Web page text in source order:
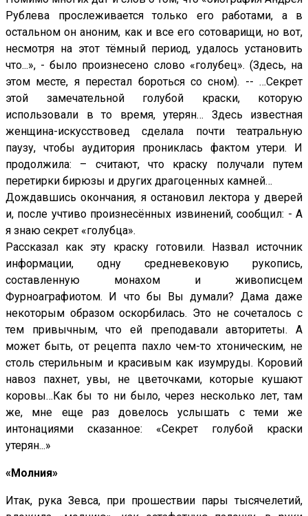
Рублева прослеживается только его работами, а в
остальном он аноним, как и все его сотоварищи, но вот,
несмотря на этот тёмный период, удалось установить
что...», - было произнесено слово «голубец». (Здесь, на
этом месте, я перестал бороться со сном). -- …Секрет
этой замечательной голубой краски, которую
использовали в то время, утерян… Здесь известная
женщина-искусствовед сделала почти театральную
паузу, чтобы аудитория прониклась фактом утери. И
продолжила: – считают, что краску получали путем
перетирки бирюзы и других драгоценных камней…
Дождавшись окончания, я остановил лектора у дверей
и, после учтиво произнесённых извинений, сообщил: - А
я знаю секрет «голубца».
Рассказал как эту краску готовили. Назвал источник
информации, одну средневековую рукопись,
составленную монахом и живописцем
Фурноаграфиотом. И что бы Вы думали? Дама даже
некоторым образом оскорбилась. Это не сочеталось с
тем привычным, что ей преподавали авторитеты. А
может быть, от рецепта пахло чем-то хтоническим, не
столь стерильным и красивым как изумруды. Коровий
навоз пахнет, увы, не цветочками, которые кушают
коровы…Как бы то ни было, через несколько лет, там
же, мне еще раз довелось услышать с теми же
интонациями сказанное: «Секрет голубой краски
утерян...»
«Молния»
Итак, рука Зевса, при прошествии пары тысячелетий,